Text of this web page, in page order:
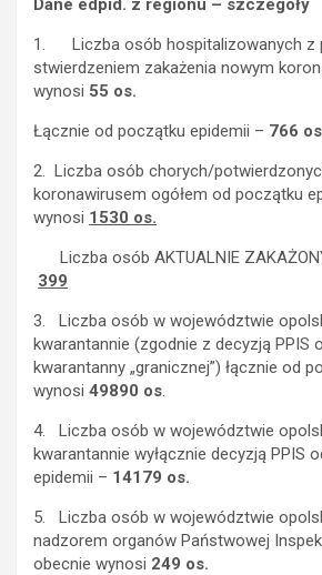
Dane edpid. z regionu – szczegóły
1. Liczba osób hospitalizowanych z
stwierdzeniem zakażenia nowym
wynosi 55 os.
Łącznie od początku epidemii – 766
2. Liczba osób chorych/
koronawirusem ogółem od początku
wynosi 1530 os.
Liczba osób AKTUALNIE
399
3. Liczba osób w województwie
kwarantannie (zgodnie z decyzją PPIS
kwarantanny „granicznej”) łącznie od
wynosi 49890 os.
4. Liczba osób w województwie
kwarantannie wyłącznie decyzją PPIS
epidemii – 14179 os.
5. Liczba osób w województwie
nadzorem organów Państwowej
obecnie wynosi 249 os.